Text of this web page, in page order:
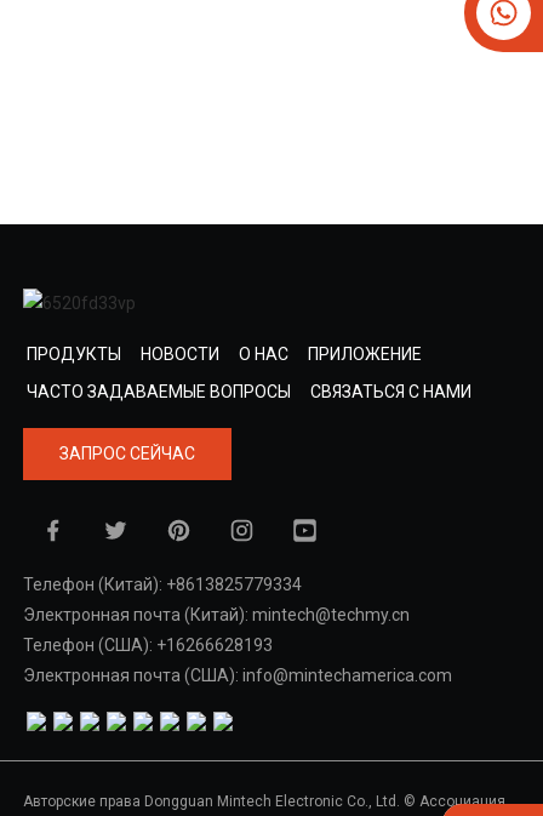
ПРОДУКТЫ НОВОСТИ О НАС
ПРИЛОЖЕНИЕ
ЧАСТО ЗАДАВАЕМЫЕ ВОПРОСЫ
СВЯЗАТЬСЯ С НАМИ
ЗАПРОС СЕЙЧАС
Телефон (Китай): +8613825779334
Электронная почта (Китай): mintech@techmy.cn
Телефон (США): +16266628193
Электронная почта (США): info@mintechamerica.com
Авторские права Dongguan Mintech Electronic Co., Ltd. © Ассоциация